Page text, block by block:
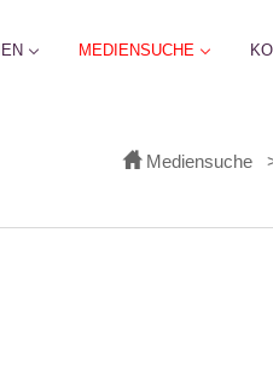
MEDIENSUCHE
Mediensuche